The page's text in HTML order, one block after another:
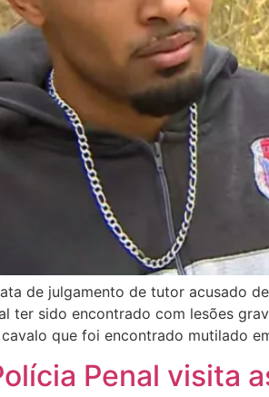
de julgamento de tutor acusado
ter sido encontrado com lesões
que foi encontrado mutilado
Penal visita